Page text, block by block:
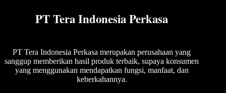
PT Tera Indonesia Perkasa
PT Tera Indonesia Perkasa merupakan perusahaan yang
sanggup memberikan hasil produk terbaik, supaya konsumen
yang menggunakan mendapatkan fungsi, manfaat, dan
keberkahannya.